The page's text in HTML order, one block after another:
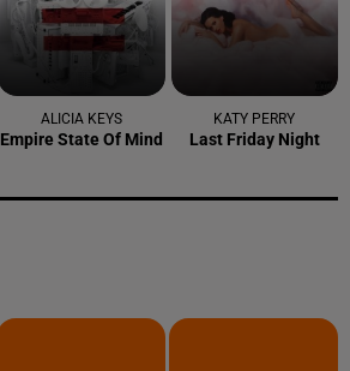
ALICIA KEYS
Empire State Of Mind
KATY PERRY
Last Friday Night